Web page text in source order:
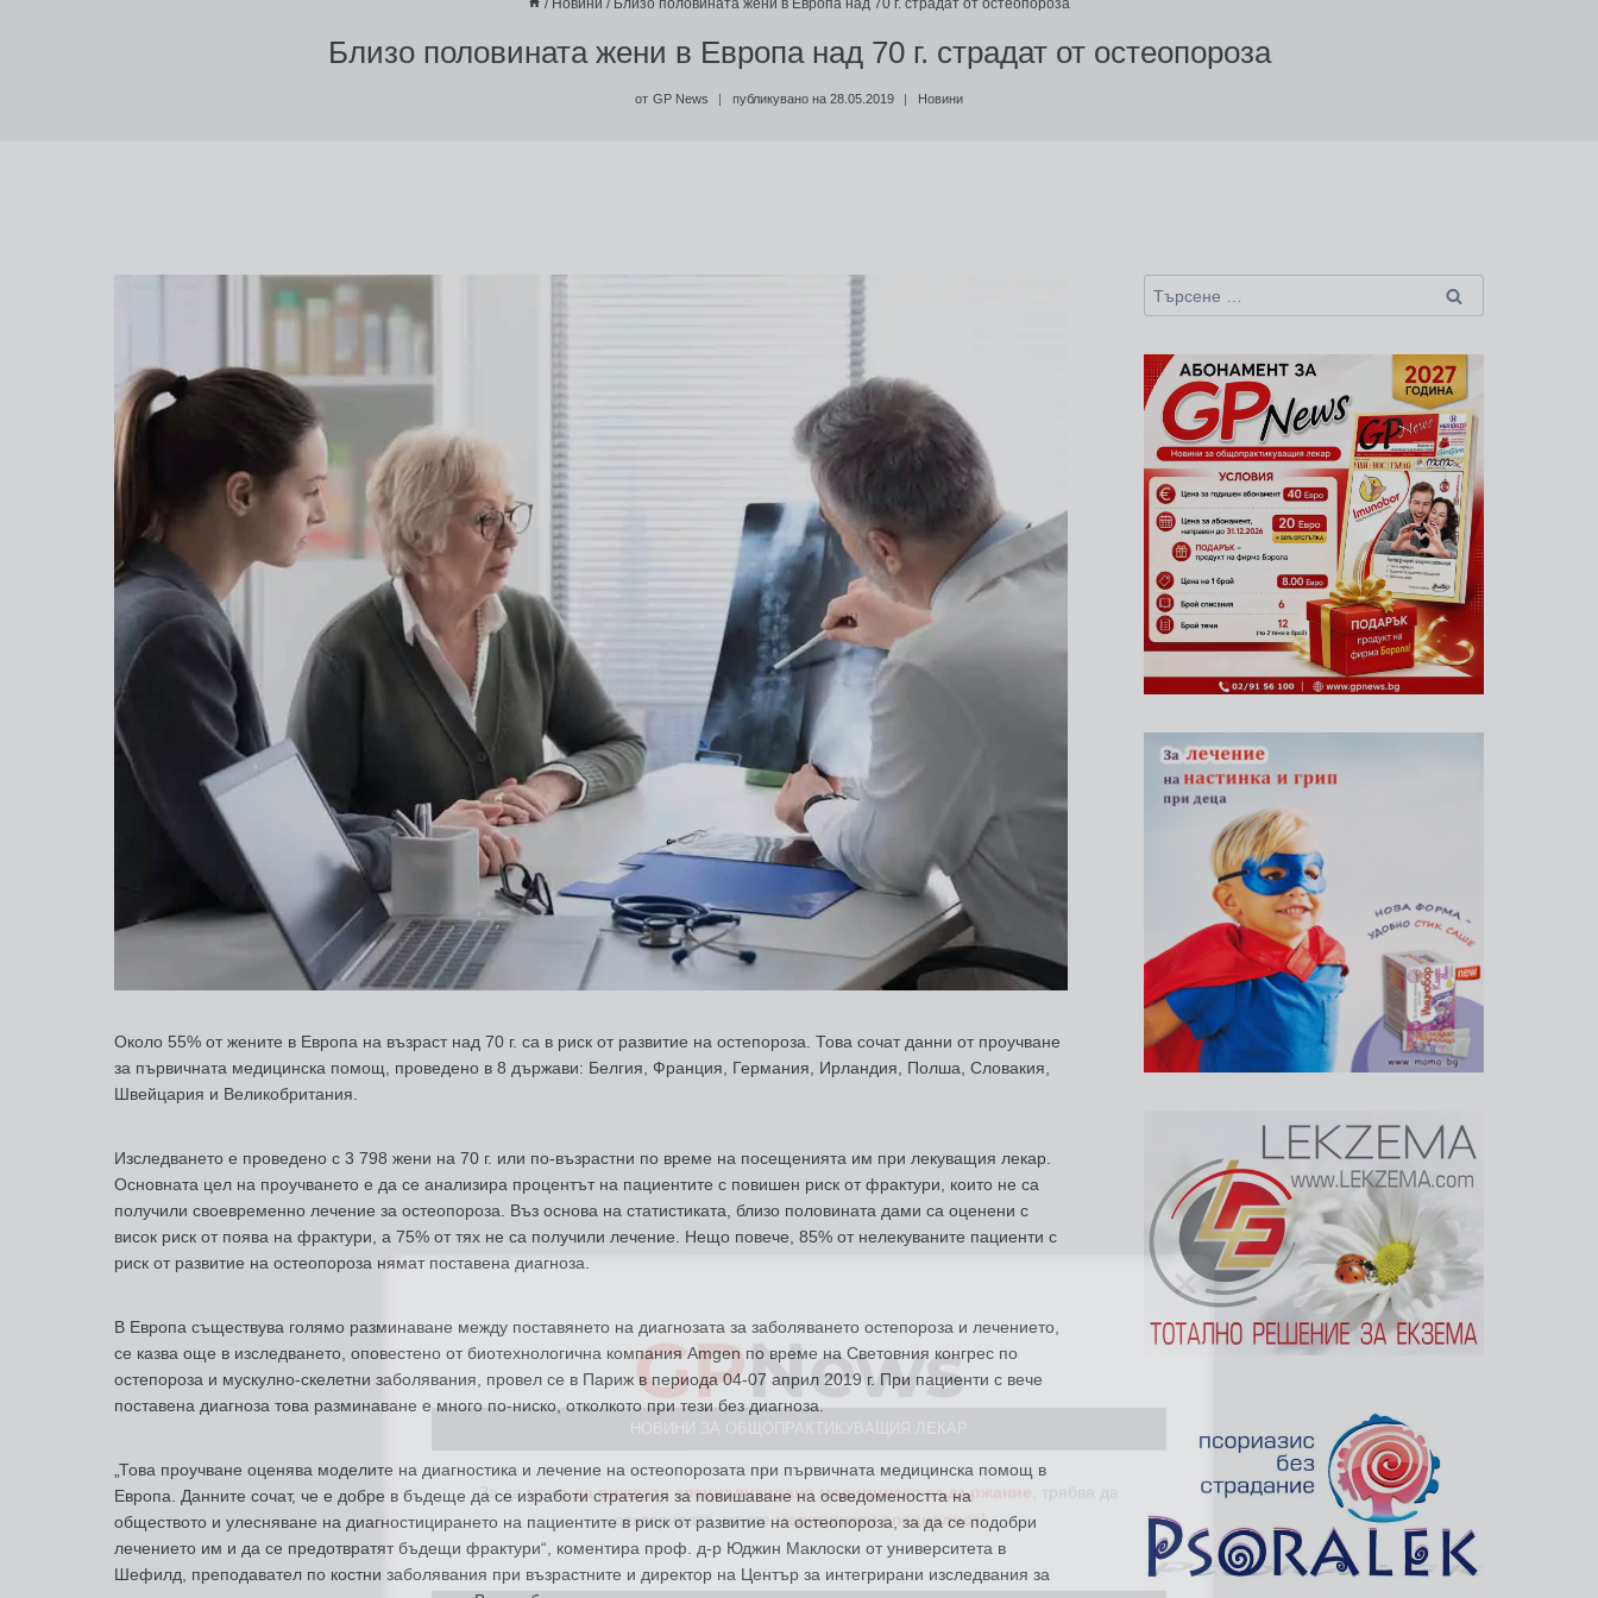
/ Новини / Близо половината жени в Европа над 70 г. страдат от остеопороза
Близо половината жени в Европа над 70 г. страдат от остеопороза
от GP News публикувано на 28.05.2019 Новини
Около 55% от жените в Европа на възраст над 70 г. са в риск от развитие на остепороза. Това сочат данни от проучване
за първичната медицинска помощ, проведено в 8 държави: Белгия, Франция, Германия, Ирландия, Полша, Словакия,
Швейцария и Великобритания.
Изследването е проведено с 3 798 жени на 70 г. или по-възрастни по време на посещенията им при лекуващия лекар.
Основната цел на проучването е да се анализира процентът на пациентите с повишен риск от фрактури, които не са
получили своевременно лечение за остеопороза. Въз основа на статистиката, близо половината дами са оценени с
висок риск от поява на фрактури, а 75% от тях не са получили лечение. Нещо повече, 85% от нелекуваните пациенти с
риск от развитие на остеопороза нямат поставена диагноза.
В Европа съществува голямо разминаване между поставянето на диагнозата за заболяването остепороза и лечението,
се казва още в изследването, оповестено от биотехнологична компания Amgen по време на Световния конгрес по
остепороза и мускулно-скелетни заболявания, провел се в Париж в периода 04-07 април 2019 г. При пациенти с вече
поставена диагноза това разминаване е много по-ниско, отколкото при тези без диагноза.
„Това проучване оценява моделите на диагностика и лечение на остеопорозата при първичната медицинска помощ в
Европа. Данните сочат, че е добре в бъдеще да се изработи стратегия за повишаване на осведомеността на
обществото и улесняване на диагностицирането на пациентите в риск от развитие на остеопороза, за да се подобри
лечението им и да се предотвратят бъдещи фрактури“, коментира проф. д-р Юджин Маклоски от университета в
Шефилд, преподавател по костни заболявания при възрастните и директор на Център за интегрирани изследвания за
Търсене
за:
GPNews
НОВИНИ ЗА ОБЩОПРАКТИКУВАЩИЯ ЛЕКАР
декларирате, че стемедицински специалист!